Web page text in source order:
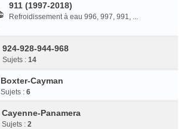
911 (1997-2018)
Refroidissement à eau 996, 997, 991, ...
924-928-944-968
Sujets : 14
Boxter-Cayman
Sujets : 6
Cayenne-Panamera
Sujets : 2